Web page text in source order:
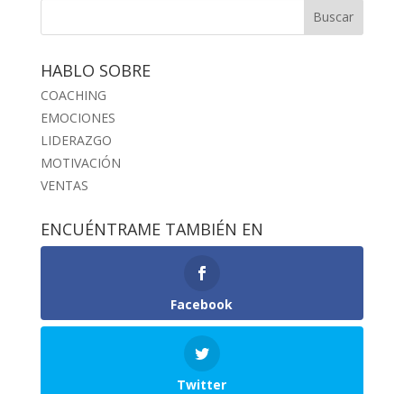
HABLO SOBRE
COACHING
EMOCIONES
LIDERAZGO
MOTIVACIÓN
VENTAS
ENCUÉNTRAME TAMBIÉN EN
Facebook
Twitter